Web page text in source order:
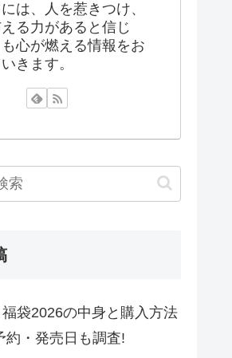
は、人を惹きつけ、
る力があると信じ
心が燃える情報をお
きます。
袋2026の中身と購入方法
約・発売日も調査!